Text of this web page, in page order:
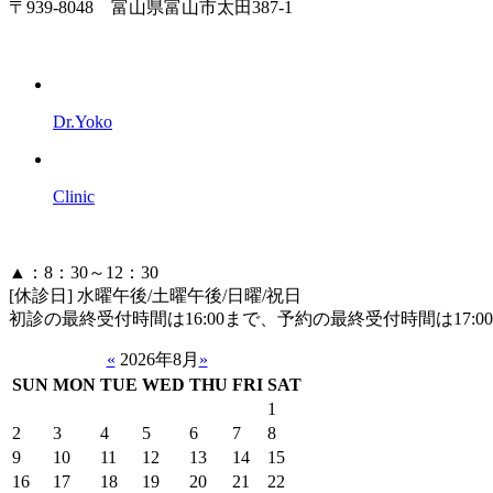
〒939-8048 富山県富山市太田387-1
Dr.Yoko
Clinic
▲：8：30～12：30
[休診日] 水曜午後/土曜午後/日曜/祝日
初診の最終受付時間は16:00まで、予約の最終受付時間は
« 2026年8月 »
SUN MON TUE WED THU FRI SAT
1
2
3 4 5 6 7
8
9
10 11 12 13 14
15
16
17 18 19 20 21
22